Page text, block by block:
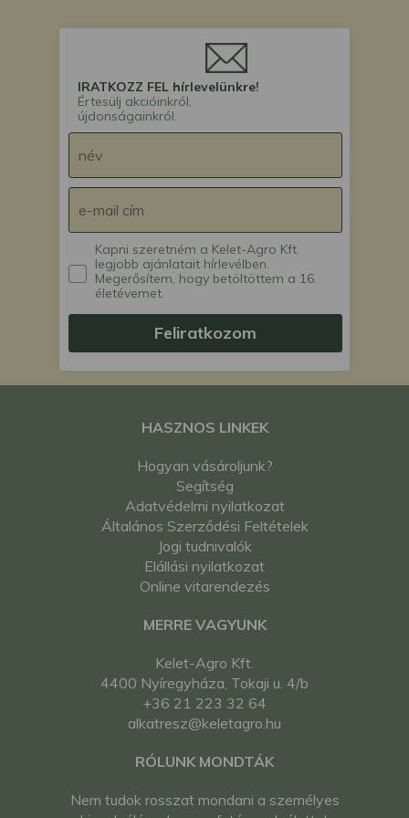
IRATKOZZ FEL hírlevelünkre!
Értesülj akcióinkról,
újdonságainkról.
Kapni szeretném a Kelet-Agro Kft.
legjobb ajánlatait hírlevélben.
Megerősítem, hogy betöltöttem a 16.
életévemet.
Feliratkozom
HASZNOS LINKEK
Hogyan vásároljunk?
Segítség
Adatvédelmi nyilatkozat
Általános Szerződési Feltételek
Jogi tudnivalók
Elállási nyilatkozat
Online vitarendezés
MERRE VAGYUNK
Kelet-Agro Kft.
4400 Nyíregyháza, Tokaji u. 4/b
+36 21 223 32 64
alkatresz@keletagro.hu
RÓLUNK MONDTÁK
Nem tudok rosszat mondani a személyes